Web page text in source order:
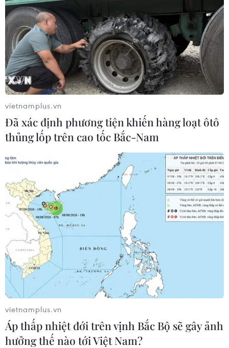
vietnamplus.vn
Đã xác định phương tiện khiến hàng loạt ôtô
thủng lốp trên cao tốc Bắc-Nam
vietnamplus.vn
Áp thấp nhiệt đới trên vịnh Bắc Bộ sẽ gây ảnh
hưởng thế nào tới Việt Nam?